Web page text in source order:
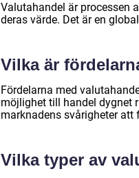
Valutahandel är processen
deras värde. Det är en
Vilka är
Fördelarna med
möjlighet till handel dygnet
marknadens svårigheter
Vilka typer av